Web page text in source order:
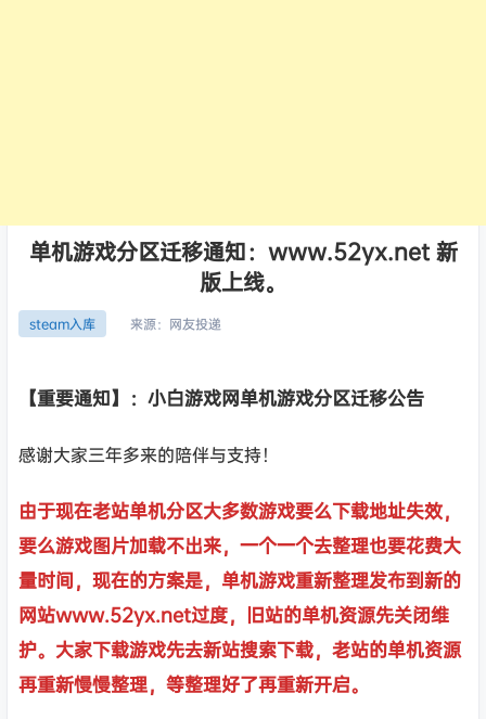
单机游戏分区迁移通知：www.52yx.net 新
版上线。
steam入库 来源： 网友投递
【重要通知】：小白游戏网单机游戏分区迁移公告
感谢大家三年多来的陪伴与支持！
由于现在老站单机分区大多数游戏要么下载地址失效，
要么游戏图片加载不出来，一个一个去整理也要花费大
量时间，现在的方案是，单机游戏重新整理发布到新的
网站www.52yx.net过度，旧站的单机资源先关闭维
护。大家下载游戏先去新站搜索下载，老站的单机资源
再重新慢慢整理，等整理好了再重新开启。